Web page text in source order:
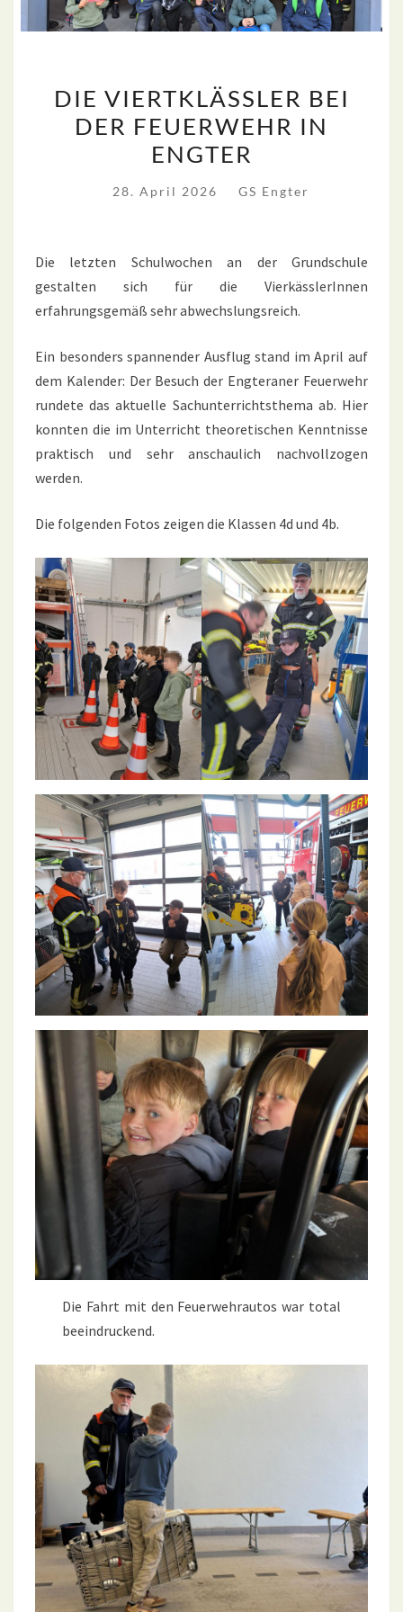
VIERTKLÄSSLER
BEI
DER
IN
DIE VIERTKLÄSSLER BEI
DER FEUERWEHR IN
ENGTER
28. April 2026 GS Engter
Die letzten Schulwochen an der Grundschule
gestalten sich für die VierkässlerInnen
erfahrungsgemäß sehr abwechslungsreich.
Ein besonders spannender Ausflug stand im April auf
dem Kalender: Der Besuch der Engteraner Feuerwehr
rundete das aktuelle Sachunterrichtsthema ab. Hier
konnten die im Unterricht theoretischen Kenntnisse
praktisch und sehr anschaulich nachvollzogen
werden.
Die folgenden Fotos zeigen die Klassen 4d und 4b.
Die Fahrt mit den Feuerwehrautos war total
beeindruckend.